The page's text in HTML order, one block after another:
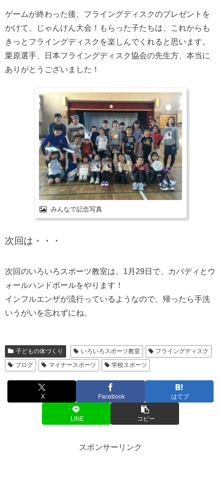
ゲームが終わった後、フライングディスクのプレゼントを
かけて、じゃんけん大会！もらった子たちは、これからも
きっとフライングディスクを楽しんでくれると思います。
栗原選手、日本フライングディスク協会の先生方、本当に
ありがとうございました！
みんなで記念写真
次回は・・・
次回のいろいろスポーツ教室は、1月29日で、カバディとウ
ォールハンドボールをやります！
インフルエンザが流行っているようなので、帰ったら手洗
いうがいを忘れずにね。
子どもの体づくり いろいろスポーツ教室
フライングディスク
ブログ
マイナースポーツ 学校スポーツ
X Facebook はてブ
LINE コピー
スポンサーリンク